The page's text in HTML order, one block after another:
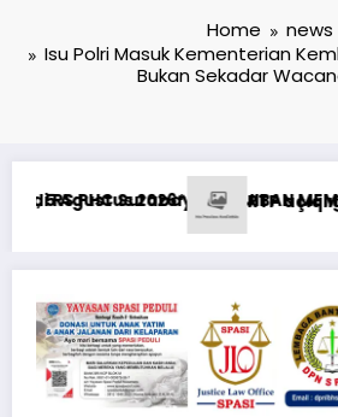
Home
news
Isu Polri Masuk Kementerian
Bukan Sekadar
PERCERAIAN KEPADA
real oyun statistikası ilə oyun anlayışı